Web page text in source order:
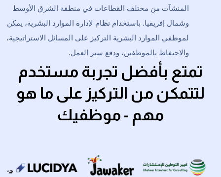
المنشآت من مختلف القطاعات في منطقة الشرق الأوسط
وشمال إفريقيا. باستخدام نظام لإدارة الموارد البشرية، يمكن
لموظفي الموارد البشرية التركيز على المسائل الاستراتيجية،
والاحتفاظ بالموظفين، ودفع سير العمل.
تمتع بأفضل تجربة مستخدم
لتتمكن من التركيز على ما هو
مهم - موظفيك